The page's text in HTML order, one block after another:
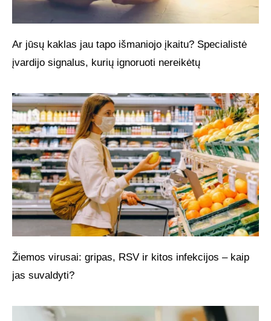
Ar jūsų kaklas jau tapo išmaniojo įkaitu? Specialistė
įvardijo signalus, kurių ignoruoti nereikėtų
Žiemos virusai: gripas, RSV ir kitos infekcijos – kaip
jas suvaldyti?